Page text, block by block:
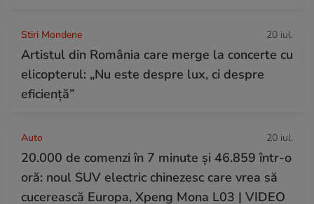
Stiri Mondene 20 iul.
Artistul din România care merge la concerte cu
elicopterul: „Nu este despre lux, ci despre
eficiență”
Auto 20 iul.
20.000 de comenzi în 7 minute și 46.859 într-o
oră: noul SUV electric chinezesc care vrea să
cucerească Europa, Xpeng Mona L03 | VIDEO